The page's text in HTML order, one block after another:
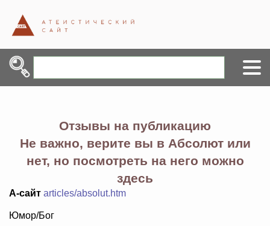
Отзывы на публикацию
Не важно, верите вы в Абсолют или
нет, но посмотреть на него можно
здесь
А-сайт articles/absolut.htm
Юмор/Бог